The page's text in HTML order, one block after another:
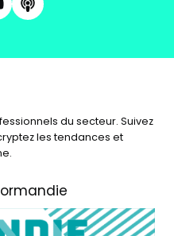
du secteur. Suivez
les tendances et